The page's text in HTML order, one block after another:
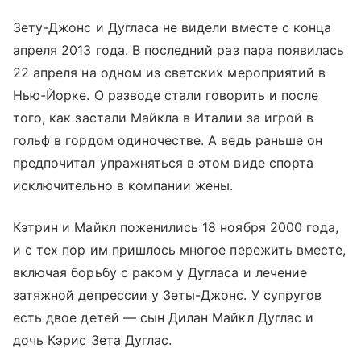
Зету-Джонс и Дугласа не видели вместе с конца
апреля 2013 года. В последний раз пара появилась
22 апреля на одном из светских мероприятий в
Нью-Йорке. О разводе стали говорить и после
того, как застали Майкла в Италии за игрой в
гольф в гордом одиночестве. А ведь раньше он
предпочитал упражняться в этом виде спорта
исключительно в компании жены.
Кэтрин и Майкл поженились 18 ноября 2000 года,
и с тех пор им пришлось многое пережить вместе,
включая борьбу с раком у Дугласа и лечение
затяжной депрессии у Зеты-Джонс. У супругов
есть двое детей — сын Дилан Майкл Дуглас и
дочь Кэрис Зета Дуглас.